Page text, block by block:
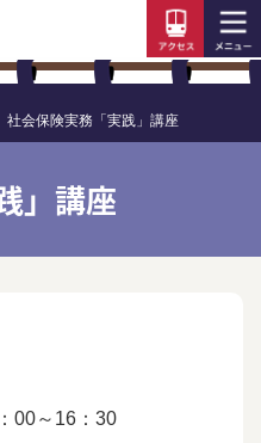
社会保険実務「実践」講座
」講座
00～16：30